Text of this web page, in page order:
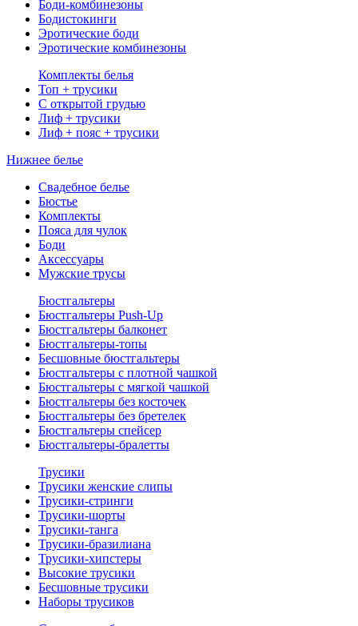
Боди-комбинезоны
Бодистокинги
Эротические боди
Эротические комбинезоны
Комплекты белья
Топ + трусики
С открытой грудью
Лиф + трусики
Лиф + пояс + трусики
Нижнее белье
Свадебное белье
Бюстье
Комплекты
Пояса для чулок
Боди
Аксессуары
Мужские трусы
Бюстгальтеры
Бюстгальтеры Push-Up
Бюстгальтеры балконет
Бюстгальтеры-топы
Бесшовные бюстгальтеры
Бюстгальтеры с плотной чашкой
Бюстгальтеры с мягкой чашкой
Бюстгальтеры без косточек
Бюстгальтеры без бретелек
Бюстгальтеры спейсер
Бюстгальтеры-бралетты
Трусики
Трусики женские слипы
Трусики-стринги
Трусики-шорты
Трусики-танга
Трусики-бразилиана
Трусики-хипстеры
Высокие трусики
Бесшовные трусики
Наборы трусиков